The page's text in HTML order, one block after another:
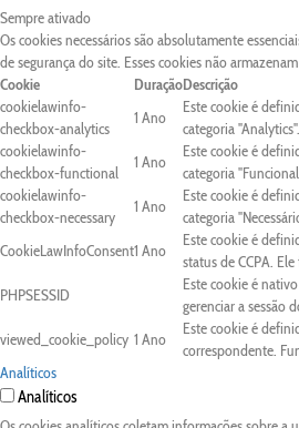
Sempre ativado
Os cookies necessários são absolutamente
de segurança do site. Esses cookies não
Cookie
DuraçãoDescrição
cookielawinfo-
checkbox-analytics
1 Ano
Este cookie é
categoria "Analytics".
cookielawinfo-
checkbox-functional
1 Ano
Este cookie é
categoria
cookielawinfo-
checkbox-necessary
1 Ano
Este cookie é
categoria
CookieLawInfoConsent1 Ano
Este cookie é
status de CCPA.
PHPSESSID
Este cookie é
gerenciar a sessão
viewed_cookie_policy 1 Ano
Este cookie é
correspondente.
Analíticos
Analíticos